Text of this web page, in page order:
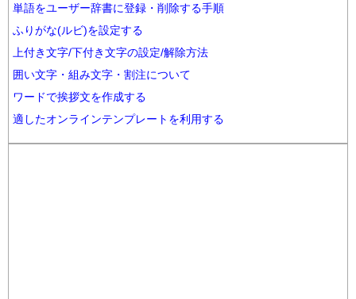
単語をユーザー辞書に登録・削除する手順
ふりがな(ルビ)を設定する
上付き文字/下付き文字の設定/解除方法
囲い文字・組み文字・割注について
ワードで挨拶文を作成する
適したオンラインテンプレートを利用する